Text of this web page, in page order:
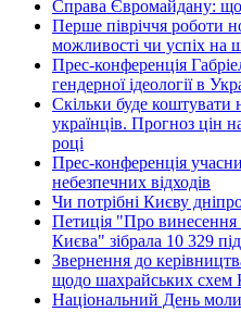
Справа Євромайдану:
Перше півріччя роботи
можливості чи успіх на
Прес-конференція
гендерної ідеології в
Скільки буде
українців. Прогноз цін
році
Прес-конференція
небезпечних відходів
Чи потрібні Києву
Петиція "Про
Києва" зібрала 10 329
Звернення до
щодо шахрайських схем
Національний День